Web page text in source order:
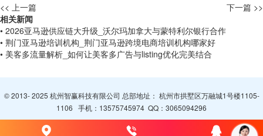
<< 上一篇
下一篇 >>
相关新闻
• 2026亚马逊供应链大升级_沃尔玛加拿大与蒙特利尔银行合作
• 荆门亚马逊培训机构_荆门亚马逊跨境电商培训机构哪家好
• 美客多流量解析_如何让美客多广告与listing优化完美结合
© 2013- 2025 杭州智赢科技有限公司 总部地址： 杭州市拱墅区万融城1号楼1105-
1106 手机： 13575745974 QQ： 3065094296